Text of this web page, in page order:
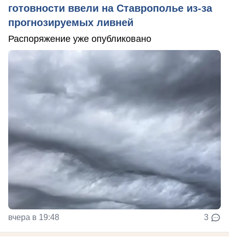
готовности ввели на Ставрополье из-за
прогнозируемых ливней
Распоряжение уже опубликовано
вчера в 19:48 3